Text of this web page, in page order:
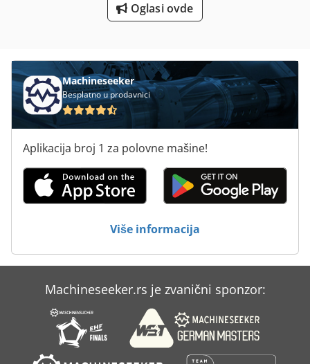
Mašine Za Savijanje List
Od Prskanja
Prostor Za Proizvodnju
Sistemi Za Vađenje
Sok Od Novinara
Tekstilne Masine Za Pletenje
Oglasi ovde
Machineseeker
Besplatno u prodavnici
Aplikacija broj 1 za polovne mašine!
Više informacija
Machineseeker.rs je zvanični sponzor: